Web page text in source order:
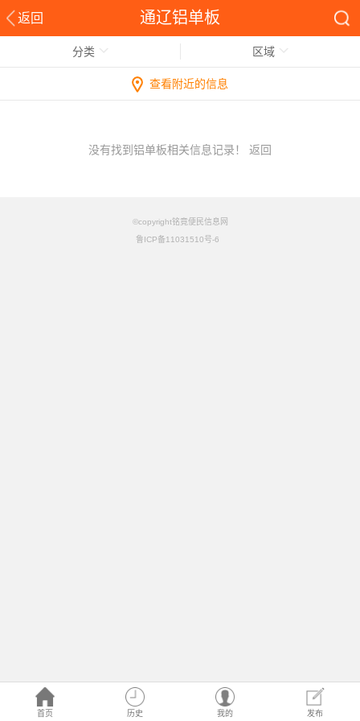
返回 通辽铝单板
首页 历史 我的 发布
分类 区域
查看附近的信息
没有找到铝单板相关信息记录！ 返回
©copyright铭竟便民信息网
鲁ICP备11031510号-6